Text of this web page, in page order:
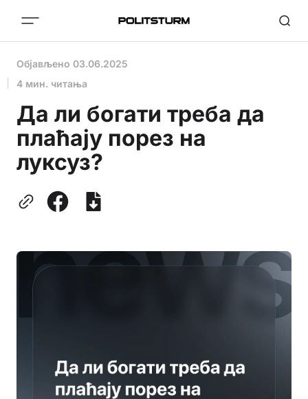
Објављено 03.06.2025
4 мин. читања
Да ли богати треба да
плаћају порез на
луксуз?